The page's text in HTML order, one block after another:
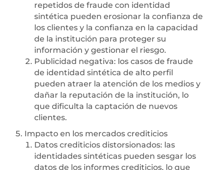
repetidos de fraude con identidad
sintética pueden erosionar la confianza de
los clientes y la confianza en la capacidad
de la institución para proteger su
información y gestionar el riesgo.
Publicidad negativa: los casos de fraude
de identidad sintética de alto perfil
pueden atraer la atención de los medios y
dañar la reputación de la institución, lo
que dificulta la captación de nuevos
clientes.
Impacto en los mercados crediticios
Datos crediticios distorsionados: las
identidades sintéticas pueden sesgar los
datos de los informes crediticios, lo que